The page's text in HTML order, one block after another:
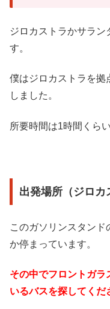
ジロカストラかサラ
す。
僕はジロカストラを拠
しました。
所要時間は1時間くら
出発場所（ジロカ
このガソリンスタンド
か停まっています。
その中でフロントガ
いるバスを探してくだ